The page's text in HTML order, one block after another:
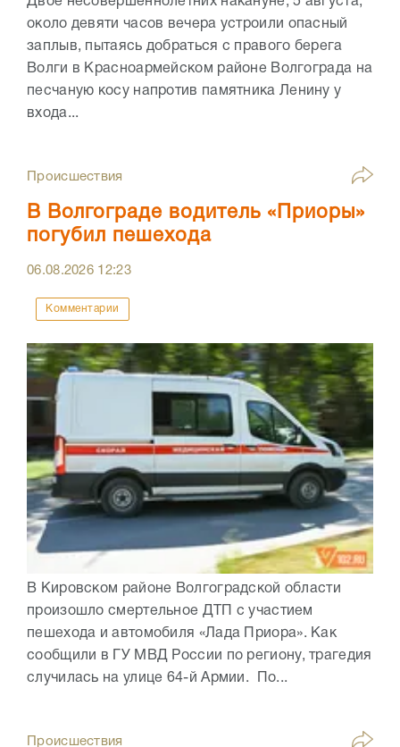
около девяти часов вечера устроили опасный
заплыв, пытаясь добраться с правого берега
Волги в Красноармейском районе Волгограда на
песчаную косу напротив памятника Ленину у
входа...
Происшествия
В Волгограде водитель «Приоры»
погубил пешехода
06.08.2026 12:23
Комментарии
В Кировском районе Волгоградской области
произошло смертельное ДТП с участием
пешехода и автомобиля «Лада Приора». Как
сообщили в ГУ МВД России по региону, трагедия
случилась на улице 64-й Армии. По...
Происшествия